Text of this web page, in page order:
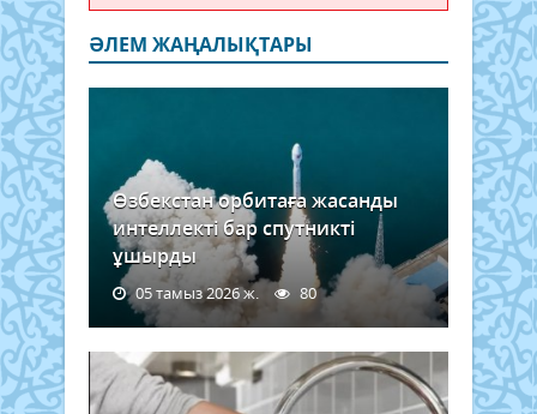
ӘЛЕМ ЖАҢАЛЫҚТАРЫ
Өзбекстан орбитаға жасанды
интеллекті бар спутникті
ұшырды
05 тамыз 2026 ж. 80